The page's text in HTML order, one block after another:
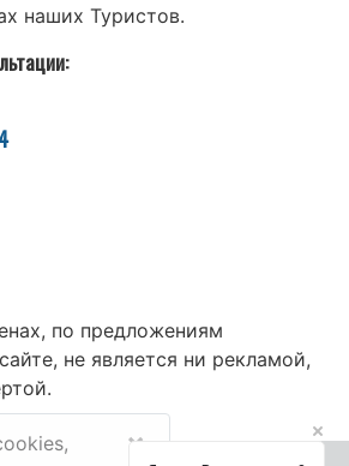
наших Туристов.
по предложениям
не является ни рекламой,
×